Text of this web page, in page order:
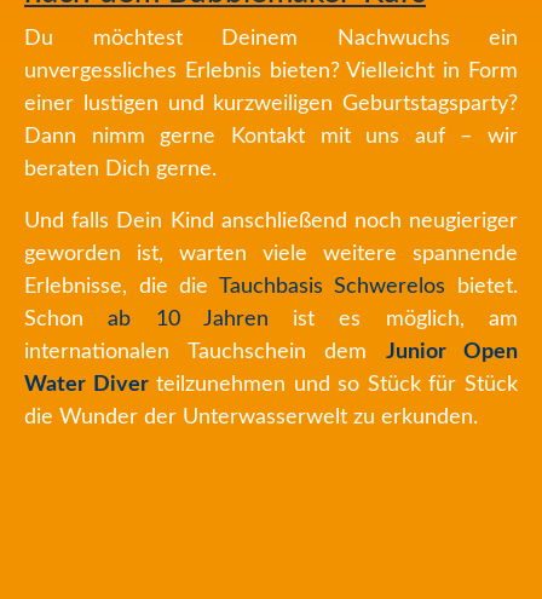
Du möchtest Deinem Nachwuchs ein
unvergessliches Erlebnis bieten? Vielleicht in Form
einer lustigen und kurzweiligen Geburtstagsparty?
Dann nimm gerne Kontakt mit uns auf – wir
beraten Dich gerne.
Und falls Dein Kind anschließend noch neugieriger
geworden ist, warten viele weitere spannende
Erlebnisse, die die Tauchbasis Schwerelos bietet.
Schonab 10 Jahren ist es möglich, am
internationalen Tauchschein dem Junior Open
Water Diverteilzunehmen und so Stück für Stück
die Wunder der Unterwasserwelt zu erkunden.